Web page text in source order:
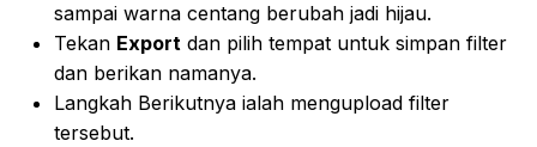
sampai warna centang berubah jadi hijau.
Tekan Export dan pilih tempat untuk simpan filter
dan berikan namanya.
Langkah Berikutnya ialah mengupload filter
tersebut.